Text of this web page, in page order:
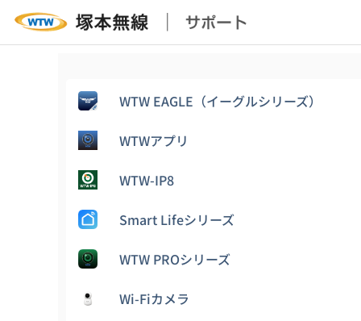
WTW EAGLE（イーグルシリーズ）
WTWアプリ
WTW-IP8
Smart Lifeシリーズ
WTW PROシリーズ
Wi-Fiカメラ